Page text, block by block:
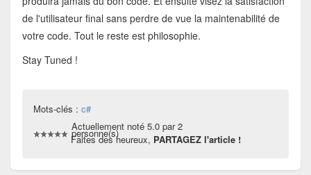
de l'utilisateur final sans perdre de vue la maintenabilité de
votre code. Tout le reste est philosophie.
Stay Tuned !
Mots-clés : c#
Actuellement noté 5.0 par 2
personne(s)
Faites des heureux, PARTAGEZ l'article !